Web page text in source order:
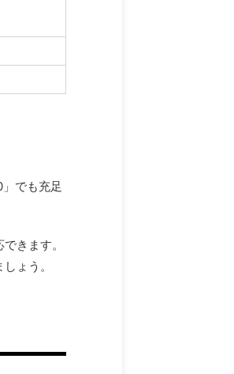
でも充足
きます。
ょう。